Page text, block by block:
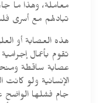
معاملة، وهذا ما
تبادلهم مع أسرى
هذه العصابة أو
تقوم بأعمال
عصابة ساقطة
الإنسانية ولو
جام فشلها الواضح